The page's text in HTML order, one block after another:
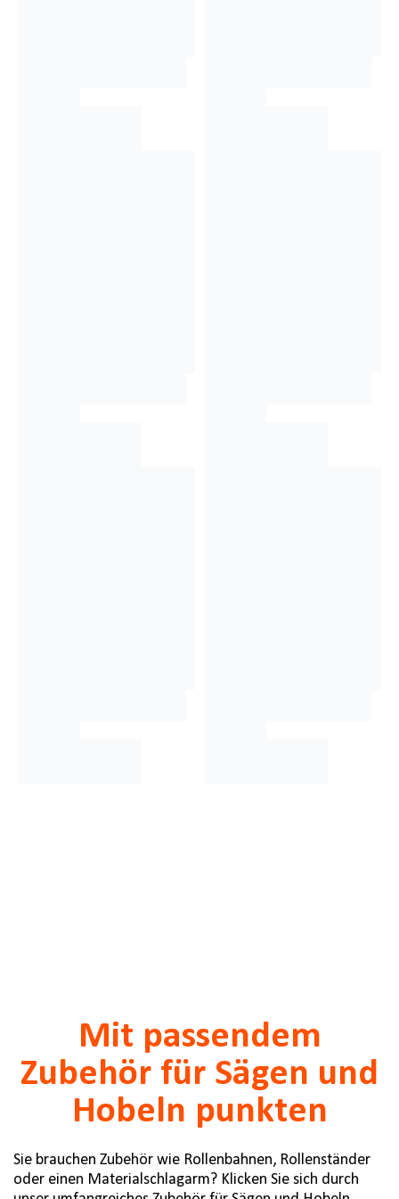
Mit passendem
Zubehör für Sägen und
Hobeln punkten
Sie brauchen Zubehör wie Rollenbahnen, Rollenständer
oder einen Materialschlagarm? Klicken Sie sich durch